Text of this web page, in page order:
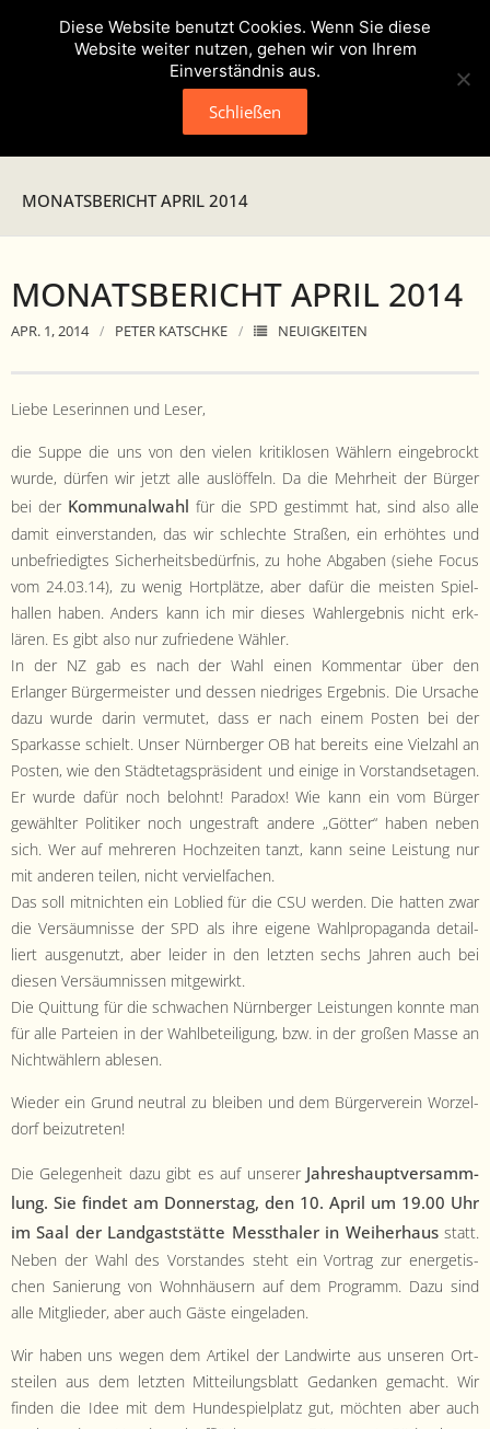
Veranstaltungen
Verein
- Unser Team
- Mitglied werden
- Flyer
- Kontakt
MONATSBERICHT APRIL 2014
MONATSBERICHT APRIL 2014
APR. 1, 2014 PETER KATSCHKE NEUIGKEITEN
Liebe Leserin­nen und Leser,
die Suppe die uns von den vie­len kri­tik­losen Wäh­lern einge­brockt
wurde, dür­fen wir jet­zt alle aus­löf­feln. Da die Mehrheit der Bürg­er
bei der Kom­mu­nal­wahl für die SPD ges­timmt hat, sind also alle
damit ein­ver­standen, das wir schlechte Straßen, ein erhöht­es und
unbe­friedigtes Sicher­heits­bedürf­nis, zu hohe Abgaben (siehe Focus
vom 24.03.14), zu wenig Hort­plätze, aber dafür die meis­ten Spiel­
hallen haben. Anders kann ich mir dieses Wahlergeb­nis nicht erk­
lären. Es gibt also nur zufriedene Wähler.
In der NZ gab es nach der Wahl einen Kom­men­tar über den
Erlanger Bürg­er­meis­ter und dessen niedriges Ergeb­nis. Die Ursache
dazu wurde darin ver­mutet, dass er nach einem Posten bei der
Sparkasse schielt. Unser Nürn­berg­er OB hat bere­its eine Vielzahl an
Posten, wie den Städte­tagspräsi­dent und einige in Vor­stand­se­ta­gen.
Er wurde dafür noch belohnt! Para­dox! Wie kann ein vom Bürg­er
gewählter Poli­tik­er noch unges­traft andere „Göt­ter“ haben neben
sich. Wer auf mehreren Hochzeit­en tanzt, kann seine Leis­tung nur
mit anderen teilen, nicht vervielfachen.
Das soll mit­nicht­en ein Loblied für die CSU wer­den. Die hat­ten zwar
die Ver­säum­nisse der SPD als ihre eigene Wahl­pro­pa­gan­da detail­
liert aus­genutzt, aber lei­der in den let­zten sechs Jahren auch bei
diesen Ver­säum­nis­sen mitgewirkt.
Die Quit­tung für die schwachen Nürn­berg­er Leis­tun­gen kon­nte man
für alle Parteien in der Wahlbeteili­gung, bzw. in der großen Masse an
Nichtwäh­lern ablesen.
Wieder ein Grund neu­tral zu bleiben und dem Bürg­ervere­in Worzel­
dorf beizutreten!
Die Gele­gen­heit dazu gibt es auf unser­er Jahre­shauptver­samm­
lung. Sie find­et am Don­ner­stag, den 10. April um 19.00 Uhr
im Saal der Landgast­stätte Messthaler in Wei­her­hausstatt.
Neben der Wahl des Vor­standes ste­ht ein Vor­trag zur ener­getis­
chen Sanierung von Wohn­häusern auf dem Pro­gramm. Dazu sind
alle Mit­glieder, aber auch Gäste eingeladen.
Wir haben uns wegen dem Artikel der Land­wirte aus unseren Ort­
steilen aus dem let­zten Mit­teilungs­blatt Gedanken gemacht. Wir
find­en die Idee mit dem Hun­de­spielplatz gut, möcht­en aber auch
Diese Website benutzt Cookies. Wenn Sie diese
Website weiter nutzen, gehen wir von Ihrem
Einverständnis aus.
Schließen